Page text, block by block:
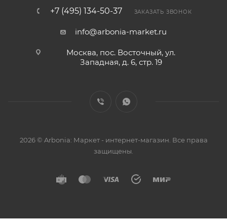
+7 (495) 134-50-37 ЗАКАЗАТЬ ЗВОНОК
info@arbonia-market.ru
Москва, пос. Восточный, ул.
Западная, д. 6, стр. 19
2026 © Arbonia: Маркет - интернет-магазин. Все права
защищены.